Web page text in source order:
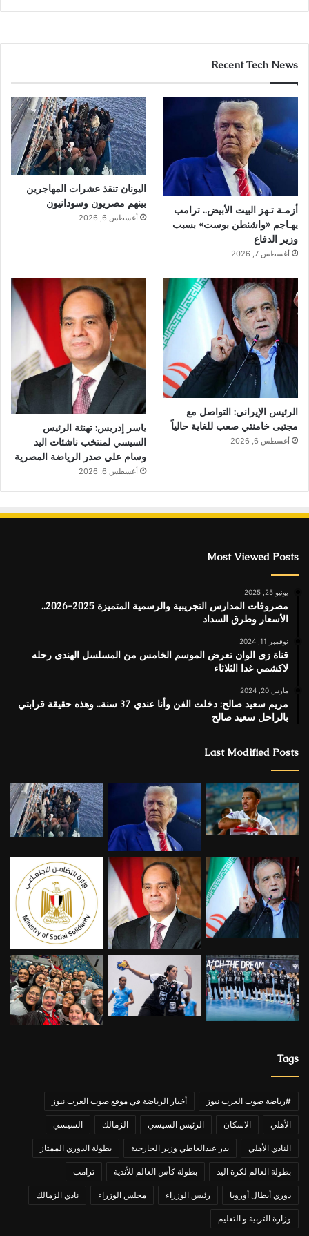
Recent Tech News
أزمـة تـهز البيت الأبيض.. ترامب
يهـاجم «واشنطن بوست» بسبب
وزير الدفاع
أغسطس 7, 2026
اليونان تنقذ عشرات المهاجرين
بينهم مصريون وسودانيون
أغسطس 6, 2026
الرئيس الإيراني: التواصل مع
مجتبى خامنئي صعب للغاية حالياً
أغسطس 6, 2026
ياسر إدريس: تهنئة الرئيس
السيسي لمنتخب ناشئات اليد
وسام علي صدر الرياضة المصرية
أغسطس 6, 2026
Most Viewed Posts
يونيو 25, 2025
مصروفات المدارس التجريبية والرسمية المتميزة 2025-2026..
الأسعار وطرق السداد
نوفمبر 11, 2024
قناة زى الوان تعرض الموسم الخامس من المسلسل الهندى رحله
لاكشمي غدا الثلاثاء
مارس 20, 2024
مريم سعيد صالح: دخلت الفن وأنا عندي 37 سنة.. وهذه حقيقة قرابتي
بالراحل سعيد صالح
Last Modified Posts
Tags
#رياضة صوت العرب نيوز أخبار الرياضة في موقع صوت العرب نيوز
الأهلي الاسكان الرئيس السيسي الزمالك السيسي
النادي الأهلي بدر عبدالعاطي وزير الخارجية بطولة الدوري الممتاز
بطولة العالم لكرة اليد بطولة كأس العالم للأندية ترامب
دوري أبطال أوروبا رئيس الوزراء مجلس الوزراء نادي الزمالك
وزارة التربية و التعليم